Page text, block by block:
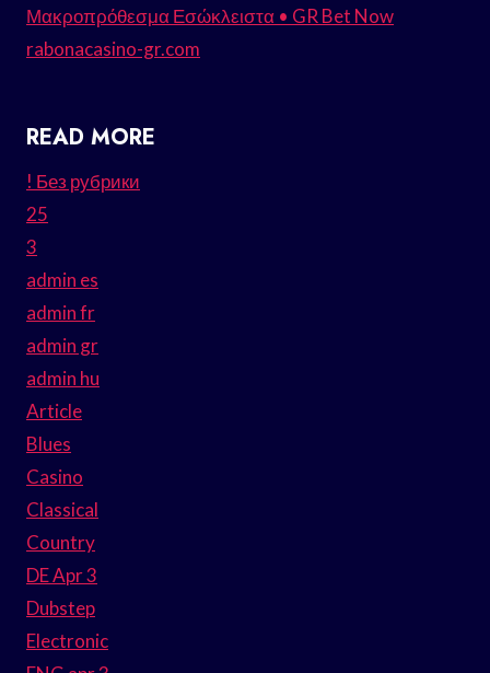
Μακροπρόθεσμα Εσώκλειστα • GR Bet Now
rabonacasino-gr.com
READ MORE
! Без рубрики
25
3
admin es
admin fr
admin gr
admin hu
Article
Blues
Casino
Classical
Country
DE Apr 3
Dubstep
Electronic